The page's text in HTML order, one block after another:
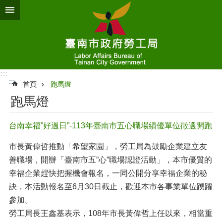
跳到主要內容區塊
:::
:::
首頁 跑馬燈
跑馬燈
台南幸福”好過日”-113年臺南市五心職場績優單位徵選開跑
市長黃偉哲推動「希望家園」，勞工局為鼓勵企業建立友
善職場，開辦「 臺南市五”心”職場認證活動」，本市優質的
幸福企業趕快把握機會報名，一同公開分享幸福企業的秘
訣，本活動報名至6月30日截止，歡迎本市各事業單位踴躍
參加。
勞工局長王鑫基表示，108年市長黃偉哲上任以來，相當重